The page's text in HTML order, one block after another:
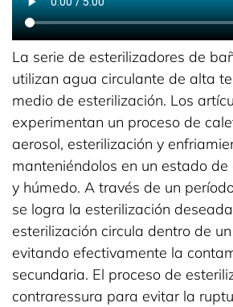
La serie de esterilizadores de
utilizan agua circulante de alta
medio de esterilización. Los
experimentan un proceso de
aerosol, esterilización y
manteniéndolos en un estado
y húmedo. A través de un
se logra la esterilización
esterilización circula dentro de
evitando efectivamente la
secundaria. El proceso de
contraressura para evitar la